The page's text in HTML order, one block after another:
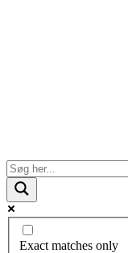
Exact matches only